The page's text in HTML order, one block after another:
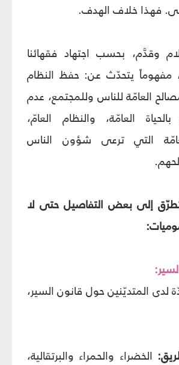
فهذا خلاف الهدف.
وقدَّم، بحسب اجتهاد فقهائنا
مفهوماً يتحدّث عن: حفظ النظام
العامّة للناس وللمجتمع، عدم
العامّة، والنظام العامّ،
التي ترعى شؤون الناس
إلى بعض التفاصيل حتى لا
لدى المتديّنين حول قانون السير،
الخضراء والحمراء والبرتقالية،